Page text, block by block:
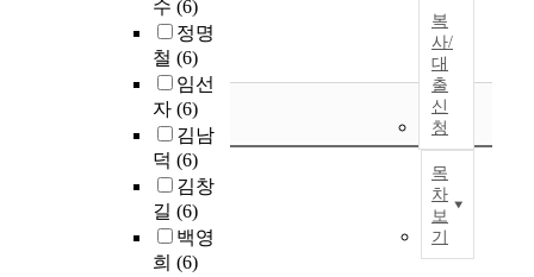
수 (6)
정명
철 (6)
임선
자 (6)
김남
덕 (6)
김창
길 (6)
백영
희 (6)
복
사/
대
출
신
청
목
차
보
기